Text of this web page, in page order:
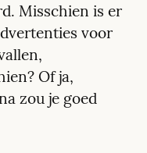
Misschien is er
voor
Of ja,
zou je goed